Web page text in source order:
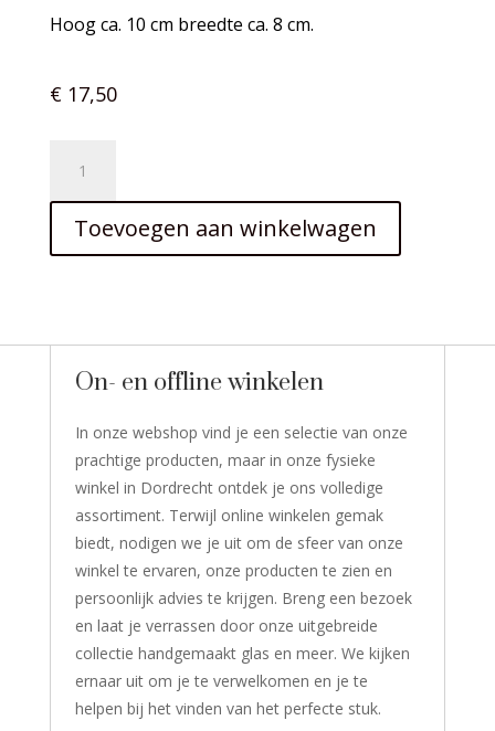
Hoog ca. 10 cm breedte ca. 8 cm.
€17,50
potje
handgemaakt
aantalToevoegen aan winkelwagen
On- en offline winkelen
In onze webshop vind je een selectie van onze
prachtige producten, maar in onze fysieke
winkel in Dordrecht ontdek je ons volledige
assortiment. Terwijl online winkelen gemak
biedt, nodigen we je uit om de sfeer van onze
winkel te ervaren, onze producten te zien en
persoonlijk advies te krijgen. Breng een bezoek
en laat je verrassen door onze uitgebreide
collectie handgemaakt glas en meer. We kijken
ernaar uit om je te verwelkomen en je te
helpen bij het vinden van het perfecte stuk.